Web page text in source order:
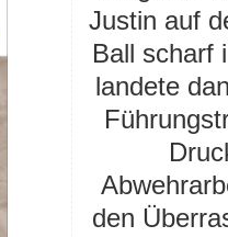
Justin auf
Ball scharf
landete
den